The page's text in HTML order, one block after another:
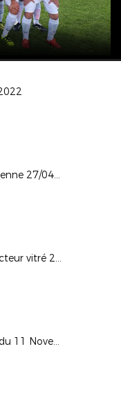
Action PEF La Vitréenne 27/04/22
Finales U11 U13 secteur vitré 2022
Stage des Arbitres du 11 Novembre 2019